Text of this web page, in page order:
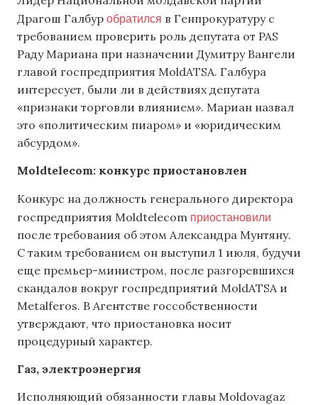
Драгош Галбур обратился в Генпрокуратуру с
требованием проверить роль депутата от PAS
Раду Мариана при назначении Думитру Вангели
главой госпредприятия MoldATSA. Галбура
интересует, были ли в действиях депутата
«признаки торговли влиянием». Мариан назвал
это «политическим пиаром» и «юридическим
абсурдом».
Moldtelecom: конкурс приостановлен
Конкурс на должность генерального директора
госпредприятия Moldtelecom приостановили
после требования об этом Александра Мунтяну.
С таким требованием он выступил 1 июля, будучи
еще премьер-министром, после разгоревшихся
скандалов вокруг госпредприятий MoldATSA и
Metalferos. В Агентстве госсобственности
утверждают, что приостановка носит
процедурный характер.
Газ, электроэнергия
Исполняющий обязанности главы Moldovagaz